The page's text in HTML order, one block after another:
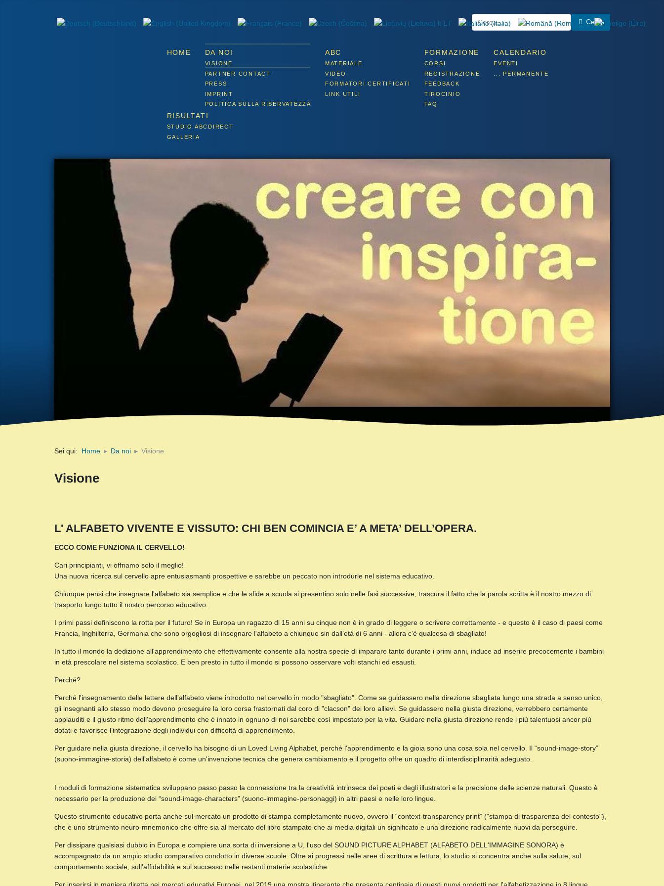
HOME DA NOI
VISIONE
PARTNER CONTACT
PRESS
IMPRINT
POLITICA SULLA RISERVATEZZA
ABC
MATERIALE
VIDEO
FORMATORI CERTIFICATI
LINK UTILI
FORMAZIONE
CORSI
REGISTRAZIONE
FEEDBACK
TIROCINIO
FAQ
CALENDARIO
EVENTI
... PERMANENTE
RISULTATI
STUDIO ABCDIRECT
GALLERIA
Cerca
Sei qui: Home Da noi Visione
Visione
L' ALFABETO VIVENTE E VISSUTO: CHI BEN COMINCIA E’ A META’ DELL’OPERA.
ECCO COME FUNZIONA IL CERVELLO!
Cari principianti, vi offriamo solo il meglio!
Una nuova ricerca sul cervello apre entusiasmanti prospettive e sarebbe un peccato non introdurle nel sistema educativo.
Chiunque pensi che insegnare l'alfabeto sia semplice e che le sfide a scuola si presentino solo nelle fasi successive, trascura il fatto che la parola scritta è il nostro mezzo di
trasporto lungo tutto il nostro percorso educativo.
I primi passi definiscono la rotta per il futuro! Se in Europa un ragazzo di 15 anni su cinque non è in grado di leggere o scrivere correttamente - e questo è il caso di paesi come
Francia, Inghilterra, Germania che sono orgogliosi di insegnare l'alfabeto a chiunque sin dall’età di 6 anni - allora c’è qualcosa di sbagliato!
In tutto il mondo la dedizione all'apprendimento che effettivamente consente alla nostra specie di imparare tanto durante i primi anni, induce ad inserire precocemente i bambini
in età prescolare nel sistema scolastico. E ben presto in tutto il mondo si possono osservare volti stanchi ed esausti.
Perché?
Perché l'insegnamento delle lettere dell'alfabeto viene introdotto nel cervello in modo "sbagliato". Come se guidassero nella direzione sbagliata lungo una strada a senso unico,
gli insegnanti allo stesso modo devono proseguire la loro corsa frastornati dal coro di "clacson" dei loro allievi. Se guidassero nella giusta direzione, verrebbero certamente
applauditi e il giusto ritmo dell'apprendimento che è innato in ognuno di noi sarebbe così impostato per la vita. Guidare nella giusta direzione rende i più talentuosi ancor più
dotati e favorisce l’integrazione degli individui con difficoltà di apprendimento.
Per guidare nella giusta direzione, il cervello ha bisogno di un Loved Living Alphabet, perché l'apprendimento e la gioia sono una cosa sola nel cervello. Il “sound-image-story”
(suono-immagine-storia) dell'alfabeto è come un'invenzione tecnica che genera cambiamento e il progetto offre un quadro di interdisciplinarità adeguato.
I moduli di formazione sistematica sviluppano passo passo la connessione tra la creatività intrinseca dei poeti e degli illustratori e la precisione delle scienze naturali. Questo è
necessario per la produzione dei “sound-image-characters” (suono-immagine-personaggi) in altri paesi e nelle loro lingue.
Questo strumento educativo porta anche sul mercato un prodotto di stampa completamente nuovo, ovvero il “context-transparency print” ("stampa di trasparenza del contesto"),
che è uno strumento neuro-mnemonico che offre sia al mercato del libro stampato che ai media digitali un significato e una direzione radicalmente nuovi da perseguire.
Per dissipare qualsiasi dubbio in Europa e compiere una sorta di inversione a U, l'uso del SOUND PICTURE ALPHABET (ALFABETO DELL'IMMAGINE SONORA) è
accompagnato da un ampio studio comparativo condotto in diverse scuole. Oltre ai progressi nelle aree di scrittura e lettura, lo studio si concentra anche sulla salute, sul
comportamento sociale, sull'affidabilità e sul successo nelle restanti materie scolastiche.